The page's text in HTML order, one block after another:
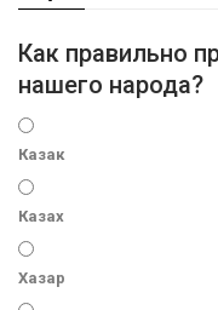
Как правильно
нашего народа?
Казак
Казах
Хазар